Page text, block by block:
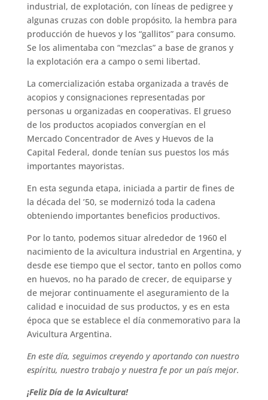
industrial, de explotación, con líneas de pedigree y
algunas cruzas con doble propósito, la hembra para
producción de huevos y los “gallitos” para consumo.
Se los alimentaba con “mezclas” a base de granos y
la explotación era a campo o semi libertad.
La comercialización estaba organizada a través de
acopios y consignaciones representadas por
personas u organizadas en cooperativas. El grueso
de los productos acopiados convergían en el
Mercado Concentrador de Aves y Huevos de la
Capital Federal, donde tenían sus puestos los más
importantes mayoristas.
En esta segunda etapa, iniciada a partir de fines de
la década del ’50, se modernizó toda la cadena
obteniendo importantes beneficios productivos.
Por lo tanto, podemos situar alrededor de 1960 el
nacimiento de la avicultura industrial en Argentina, y
desde ese tiempo que el sector, tanto en pollos como
en huevos, no ha parado de crecer, de equiparse y
de mejorar continuamente el aseguramiento de la
calidad e inocuidad de sus productos, y es en esta
época que se establece el día conmemorativo para la
Avicultura Argentina.
En este día, seguimos creyendo y aportando con nuestro
espíritu, nuestro trabajo y nuestra fe por un país mejor.
¡Feliz Día de la Avicultura!